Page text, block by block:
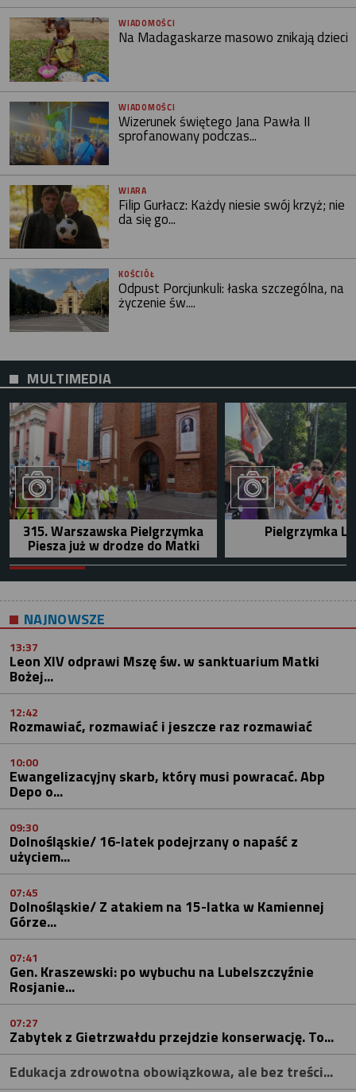
WIADOMOŚCI
Na Madagaskarze masowo znikają dzieci
WIADOMOŚCI
Wizerunek świętego Jana Pawła II
sprofanowany podczas...
WIARA
Filip Gurłacz: Każdy niesie swój krzyż; nie
da się go...
KOŚCIÓŁ
Odpust Porcjunkuli: łaska szczególna, na
życzenie św....
MULTIMEDIA
315. Warszawska Pielgrzymka
Piesza już w drodze do Matki
Pielgrzymka
NAJNOWSZE
13:37
Leon XIV odprawi Mszę św. w sanktuarium Matki
Bożej...
12:42
Rozmawiać, rozmawiać i jeszcze raz rozmawiać
10:00
Ewangelizacyjny skarb, który musi powracać. Abp
Depo o...
09:30
Dolnośląskie/ 16-latek podejrzany o napaść z
użyciem...
07:45
Dolnośląskie/ Z atakiem na 15-latka w Kamiennej
Górze...
07:41
Gen. Kraszewski: po wybuchu na Lubelszczyźnie
Rosjanie...
07:27
Zabytek z Gietrzwałdu przejdzie konserwację. To...
Edukacja zdrowotna obowiązkowa, ale bez treści...